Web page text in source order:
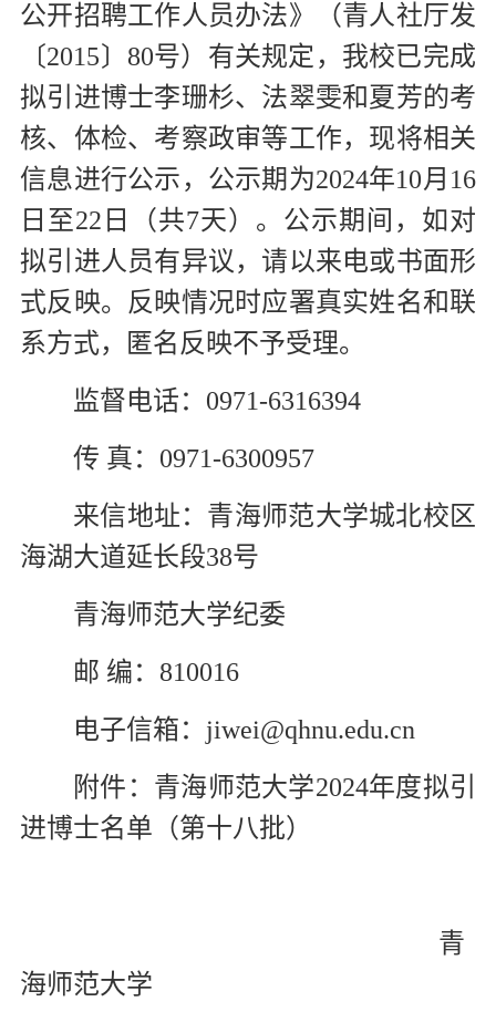
公开招聘工作人员办法》（青人社厅发
〔2015〕80号）有关规定，我校已完成
拟引进博士李珊杉、法翠雯和夏芳的考
核、体检、考察政审等工作，现将相关
信息进行公示，公示期为2024年10月16
日至22日（共7天）。公示期间，如对
拟引进人员有异议，请以来电或书面形
式反映。反映情况时应署真实姓名和联
系方式，匿名反映不予受理。
监督电话：0971-6316394
传 真：0971-6300957
来信地址：青海师范大学城北校区
海湖大道延长段38号
青海师范大学纪委
邮 编：810016
电子信箱：jiwei@qhnu.edu.cn
附件：青海师范大学2024年度拟引
进博士名单（第十八批）
青
海师范大学